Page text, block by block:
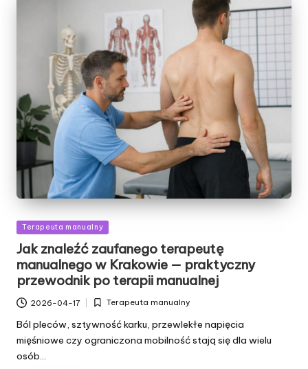
Posted
in
Terapeuta manualny
Jak znaleźć zaufanego terapeutę
manualnego w Krakowie — praktyczny
przewodnik po terapii manualnej
2026-04-17
PostedTerapeuta manualny
Ból pleców, sztywność karku, przewlekłe napięcia
mięśniowe czy ograniczona mobilność stają się dla wielu
osób…